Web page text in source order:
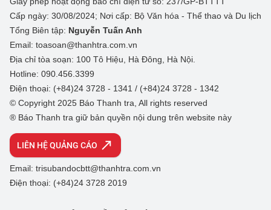
Cấp ngày: 30/08/2024; Nơi cấp: Bộ Văn hóa - Thể thao và Du lịch
Tổng Biên tập: Nguyễn Tuấn Anh
Email: toasoan@thanhtra.com.vn
Địa chỉ tòa soạn: 100 Tô Hiệu, Hà Đông, Hà Nội.
Hotline: 090.456.3399
Điện thoại: (+84)24 3728 - 1341 / (+84)24 3728 - 1342
© Copyright 2025 Báo Thanh tra, All rights reserved
® Báo Thanh tra giữ bản quyền nội dung trên website này
LIÊN HỆ QUẢNG CÁO
Email: trisubandocbtt@thanhtra.com.vn
Điện thoại: (+84)24 3728 2019